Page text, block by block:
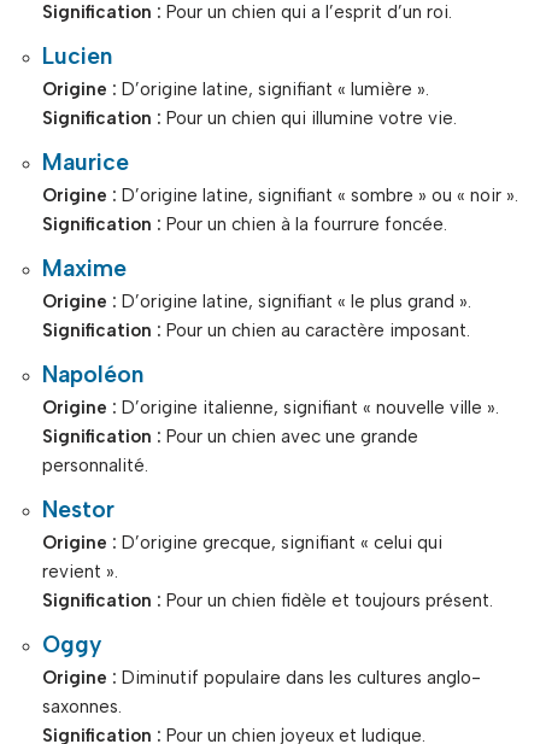
Signification : Pour un chien qui a l’esprit d’un roi.
Lucien
Origine : D’origine latine, signifiant « lumière ».
Signification : Pour un chien qui illumine votre vie.
Maurice
Origine : D’origine latine, signifiant « sombre » ou « noir ».
Signification : Pour un chien à la fourrure foncée.
Maxime
Origine : D’origine latine, signifiant « le plus grand ».
Signification : Pour un chien au caractère imposant.
Napoléon
Origine : D’origine italienne, signifiant « nouvelle ville ».
Signification : Pour un chien avec une grande
personnalité.
Nestor
Origine : D’origine grecque, signifiant « celui qui
revient ».
Signification : Pour un chien fidèle et toujours présent.
Oggy
Origine : Diminutif populaire dans les cultures anglo-
saxonnes.
Signification : Pour un chien joyeux et ludique.